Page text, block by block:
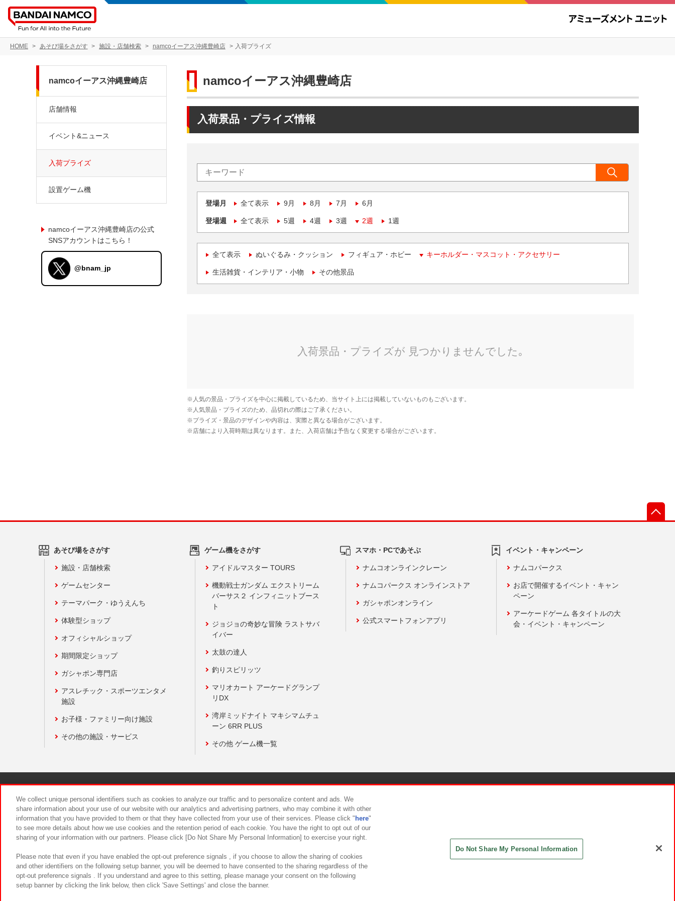
HOME あそび場をさがす 施設・店舗検索 namcoイーアス沖縄豊崎店 入荷プライズ
namcoイーアス沖縄豊崎店
入荷景品・プライズ情報
登場月 全て表示 9月 8月 7月 6月
登場週 全て表示 5週 4週 3週 2週 1週
全て表示 ぬいぐるみ・クッション フィギュア・ホビー キーホルダー・マスコット・アクセサリー
生活雑貨・インテリア・小物 その他景品
namcoイーアス沖縄豊崎店
店舗情報
イベント&ニュース
入荷プライズ
設置ゲーム機
namcoイーアス沖縄豊崎店の公式
SNSアカウントはこちら！
@bnam_jp
あそび場をさがす
施設・店舗検索
ゲームセンター
テーマパーク・ゆうえんち
体験型ショップ
オフィシャルショップ
期間限定ショップ
ガシャポン専門店
アスレチック・スポーツエンタメ
施設
お子様・ファミリー向け施設
その他の施設・サービス
ゲーム機をさがす
アイドルマスター TOURS
機動戦士ガンダム エクストリーム
バーサス２ インフィニットブース
ト
ジョジョの奇妙な冒険 ラストサバ
イバー
太鼓の達人
釣りスピリッツ
マリオカート アーケードグランプ
リDX
湾岸ミッドナイト マキシマムチュ
ーン 6RR PLUS
その他 ゲーム機一覧
スマホ・PCであそぶ
ナムコオンラインクレーン
ナムコパークス オンラインストア
ガシャポンオンライン
公式スマートフォンアプリ
イベント・キャンペーン
ナムコパークス
お店で開催するイベント・キャン
ペーン
アーケードゲーム 各タイトルの大
会・イベント・キャンペーン
食品のご提供について カスタマーハラスメント対応方針
We collect unique personal identifiers such as cookies to analyze our traffic and to personalize content and ads. We
share information about your use of our website with our analytics and advertising partners, who may combine it with other
information that you have provided to them or that they have collected from your use of their services. Please click " here"
to see more details about how we use cookies and the retention period of each cookie. You have the right to opt out of our
sharing of your information with our partners. Please click [Do Not Share My Personal Information] to exercise your right.
Please note that even if you have enabled the opt-out preference signals , if you choose to allow the sharing of cookies
and other identifiers on the following setup banner, you will be deemed to have consented to the sharing regardless of the
opt-out preference signals . If you understand and agree to this setting, please manage your consent on the following
setup banner by clicking the link below, then click 'Save Settings' and close the banner.
Do Not Share My Personal Information